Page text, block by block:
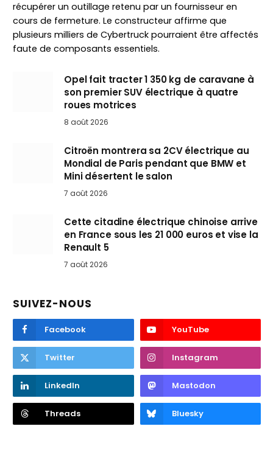
récupérer un outillage retenu par un fournisseur en
cours de fermeture. Le constructeur affirme que
plusieurs milliers de Cybertruck pourraient être affectés
faute de composants essentiels.
Opel fait tracter 1 350 kg de caravane à
son premier SUV électrique à quatre
roues motrices
8 août 2026
Citroën montrera sa 2CV électrique au
Mondial de Paris pendant que BMW et
Mini désertent le salon
7 août 2026
Cette citadine électrique chinoise arrive
en France sous les 21 000 euros et vise la
Renault 5
7 août 2026
SUIVEZ-NOUS
Facebook YouTube
Twitter Instagram
LinkedIn Mastodon
Threads Bluesky